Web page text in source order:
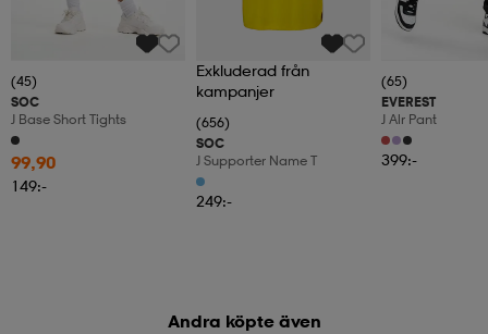
(45)
SOC
J Base Short Tights
99,90
149:-
Exkluderad från
kampanjer
(656)
SOC
J Supporter Name T
249:-
(65)
EVEREST
J Alr Pant
399:-
Andra köpte även